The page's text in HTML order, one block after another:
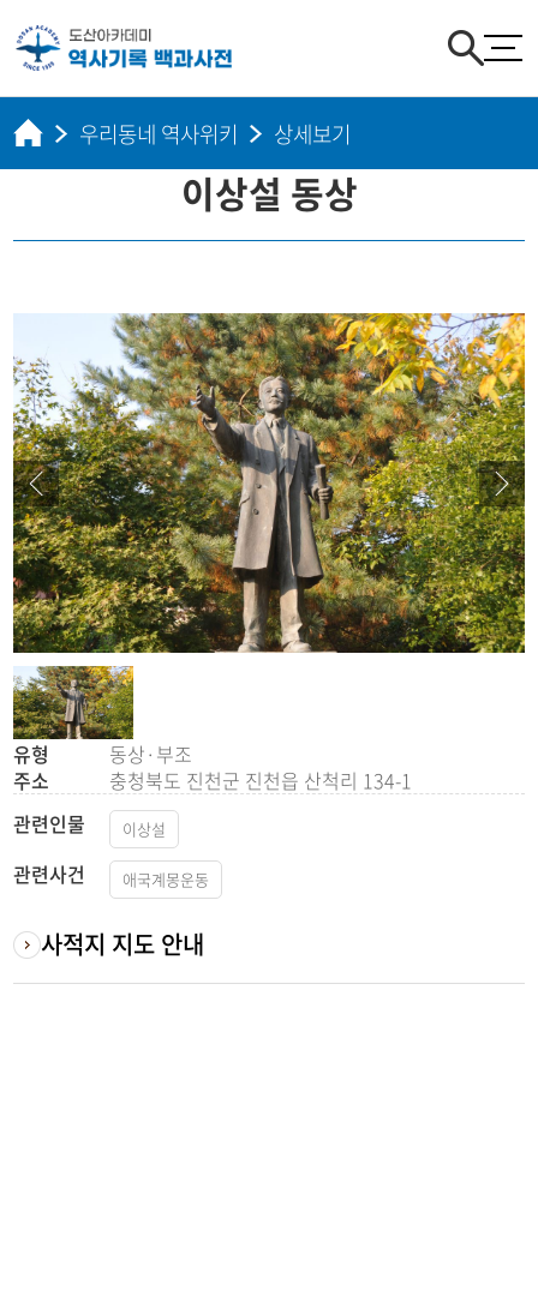
우리동네 역사위키 상세보기
이상설 동상
유형
동상·부조
주소
충청북도 진천군 진천읍 산척리 134-1
관련인물
이상설
관련사건 애국계몽운동
사적지 지도 안내